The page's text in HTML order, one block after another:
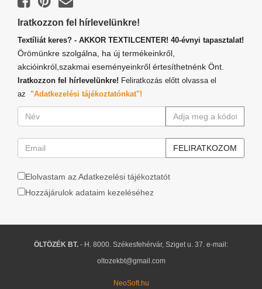
Iratkozzon fel hírlevelünkre!
Textíliát keres? - AKKOR TEXTILCENTER! 40-évnyi tapasztalat!
Örömünkre szolgálna, ha új termékeinkről,
akcióinkról,szakmai eseményeinkről értesíthetnénk Önt.
Iratkozzon fel hírlevelünkre! Feliratkozás előtt olvassa el
az "Adatkezelési tájékoztatónkat"!
Elolvastam az Adatkezelési tájékoztatót
Hozzájárulok adataim kezeléséhez
ÖLTÖZÉK BT. - H. 8000. Székesfehérvár, Sziget u. 37. e-mail:
oltozekbt@gmail.com
NeoSoft.hu